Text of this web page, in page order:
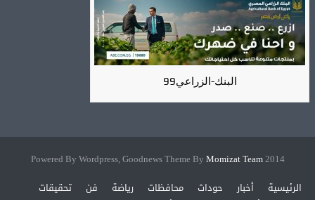
البنك-الزراعي99
2014 Powered By Wordpress, Goodnews Theme By
Momizat Team
الرئيسية
أخبار حوداث محافظات رياضة فن
تحقيقات